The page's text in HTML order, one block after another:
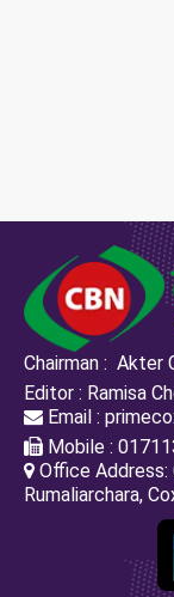
Chairman : Akter
Editor : Ramisa
Email :
Mobile :
Office Address:
Rumaliarchara,